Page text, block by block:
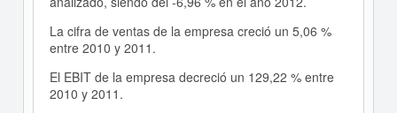
La cifra de ventas de la empresa creció un 5,06 %
entre 2010 y 2011.
El EBIT de la empresa decreció un 129,22 % entre
2010 y 2011.